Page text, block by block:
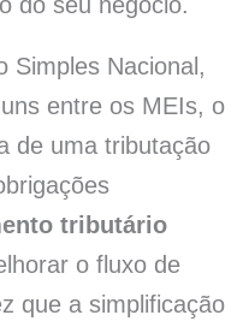
Simples Nacional,
entre os MEIs, o
de uma tributação
tributário
o fluxo de
que a simplificação